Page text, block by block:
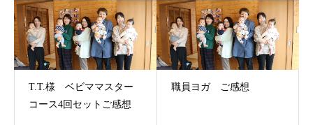
T.T.様 ベビママスター
コース4回セットご感想
職員ヨガ ご感想